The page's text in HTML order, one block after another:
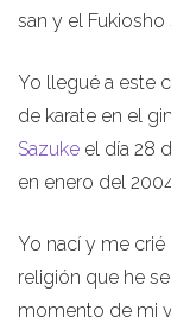
san y el Fukiosho
Yo llegué a este
de karate en el
Sazuke el día 28
en enero del
Yo nací y me crié
religión que he
momento de mi